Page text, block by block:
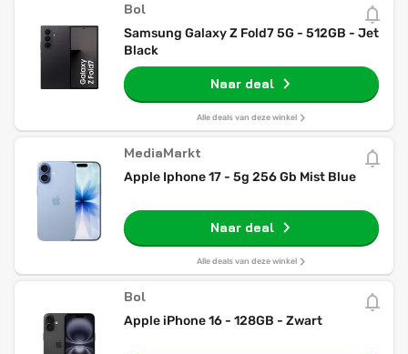
Bol
Samsung Galaxy Z Fold7 5G - 512GB - Jet
Black
Naar deal
Alle deals van deze winkel
MediaMarkt
Apple Iphone 17 - 5g 256 Gb Mist Blue
Naar deal
Alle deals van deze winkel
Bol
Apple iPhone 16 - 128GB - Zwart